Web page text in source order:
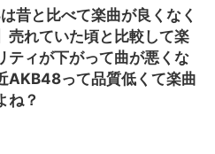
昔と比べて楽曲が良くなく
売れていた頃と比較して楽
ティが下がって曲が悪くな
AKB48って品質低くて楽曲
ね？